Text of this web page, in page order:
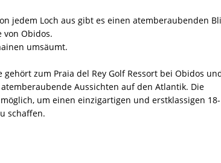
jedem Loch aus gibt es einen atemberaubenden
von Obidos.
umsäumt.
zum Praia del Rey Golf Ressort bei Obidos
Aussichten auf den Atlantik. Die
um einen einzigartigen und erstklassigen 18-
schaffen.